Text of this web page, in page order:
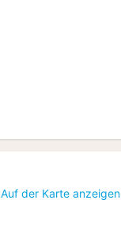
Auf der Karte anzeigen